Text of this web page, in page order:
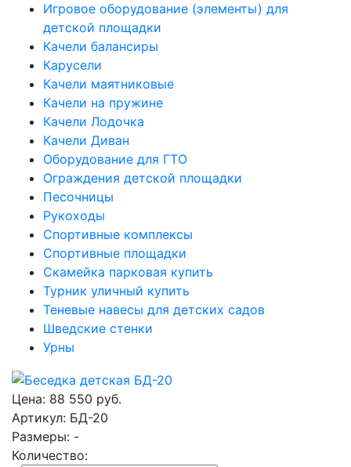
Игровое оборудование (элементы) для
детской площадки
Качели балансиры
Карусели
Качели маятниковые
Качели на пружине
Качели Лодочка
Качели Диван
Оборудование для ГТО
Ограждения детской площадки
Песочницы
Рукоходы
Спортивные комплексы
Спортивные площадки
Скамейка парковая купить
Турник уличный купить
Теневые навесы для детских садов
Шведские стенки
Урны
Цена: 88 550 руб.
Артикул: БД-20
Размеры: -
Количество: